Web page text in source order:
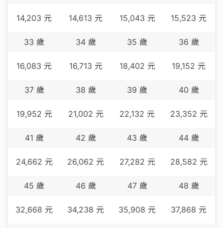
14,203 元 14,613 元 15,043 元 15,523 元
33 歲
16,083 元
34歲
16,713 元
35 歲
18,402 元
36 歲
19,152 元
37歲
19,952 元
38 歲
21,002 元
39 歲
22,132 元
40 歲
23,352 元
41 歲
24,662 元
42 歲
26,062 元
43 歲
27,282 元
44歲
28,582 元
45 歲
32,668 元
46 歲
34,238 元
47歲
35,908 元
48 歲
37,868 元